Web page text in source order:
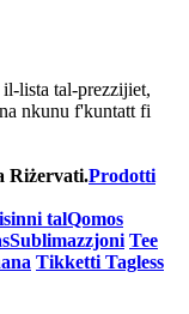
lista tal-prezzijiet,
nkunu f'kuntatt fi
Riżervati.Prodotti
talQomos
Tee
Tikketti Tagless